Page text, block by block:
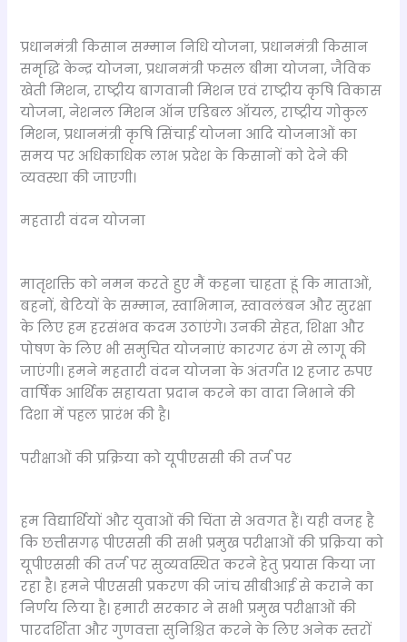
प्रधानमंत्री किसान सम्मान निधि योजना, प्रधानमंत्री किसान
समृद्धि केन्द्र योजना, प्रधानमंत्री फसल बीमा योजना, जैविक
खेती मिशन, राष्ट्रीय बागवानी मिशन एवं राष्ट्रीय कृषि विकास
योजना, नेशनल मिशन ऑन एडिबल ऑयल, राष्ट्रीय गोकुल
मिशन, प्रधानमंत्री कृषि सिंचाई योजना आदि योजनाओं का
समय पर अधिकाधिक लाभ प्रदेश के किसानों को देने की
व्यवस्था की जाएगी।
महतारी वंदन योजना
मातृशक्ति को नमन करते हुए मैं कहना चाहता हूं कि माताओं,
बहनों, बेटियों के सम्मान, स्वाभिमान, स्वावलंबन और सुरक्षा
के लिए हम हरसंभव कदम उठाएंगे। उनकी सेहत, शिक्षा और
पोषण के लिए भी समुचित योजनाएं कारगर ढंग से लागू की
जाएंगी। हमने महतारी वंदन योजना के अंतर्गत 12 हजार रुपए
वार्षिक आर्थिक सहायता प्रदान करने का वादा निभाने की
दिशा में पहल प्रारंभ की है।
परीक्षाओं की प्रक्रिया को यूपीएससी की तर्ज पर
हम विद्यार्थियों और युवाओं की चिंता से अवगत हैं। यही वजह है
कि छत्तीसगढ़ पीएससी की सभी प्रमुख परीक्षाओं की प्रक्रिया को
यूपीएससी की तर्ज पर सुव्यवस्थित करने हेतु प्रयास किया जा
रहा है। हमने पीएससी प्रकरण की जांच सीबीआई से कराने का
निर्णय लिया है। हमारी सरकार ने सभी प्रमुख परीक्षाओं की
पारदर्शिता और गुणवत्ता सुनिश्चित करने के लिए अनेक स्तरों